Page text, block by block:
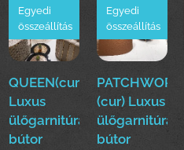
QUEEN(cur)
Luxus
ülőgarnitúra
bútor
Egyedi
összeállítás
PATCHWORK
(cur) Luxus
ülőgarnitúra
bútor
Egyedi
összeállítás